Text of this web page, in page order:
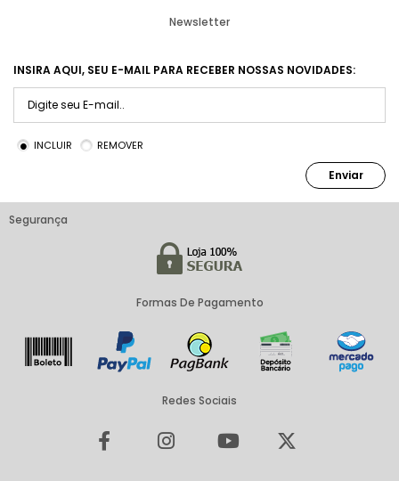
Newsletter
INSIRA AQUI, SEU E-MAIL PARA RECEBER NOSSAS NOVIDADES:
INCLUIR REMOVER
Enviar
Segurança
Formas De Pagamento
Redes Sociais